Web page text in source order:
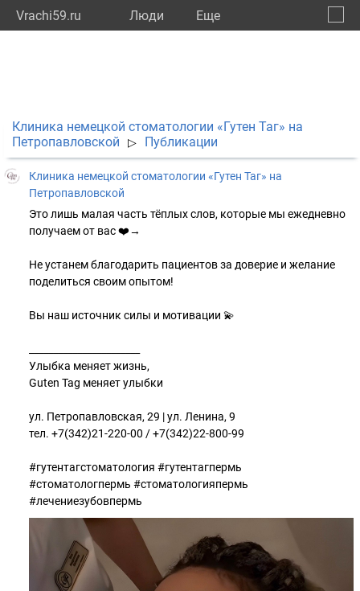
Vrachi59.ru Люди Eще
Клиника немецкой стоматологии «Гутен Таг» на
Петропавловской
▷ Публикации
Клиника немецкой стоматологии «Гутен Таг» на
Петропавловской
Это лишь малая часть тёплых слов, которые мы ежедневно
получаем от вас ❤️→
Не устанем благодарить пациентов за доверие и желание
поделиться своим опытом!
Вы наш источник силы и мотивации 💫
Улыбка меняет жизнь,
Guten Tag меняет улыбки
ул. Петропавловская, 29 | ул. Ленина, 9
тел. +7(342)21-220-00 / +7(342)22-800-99
#гутентагстоматология #гутентагпермь
#стоматологпермь #стоматологияпермь
#лечениезубовпермь